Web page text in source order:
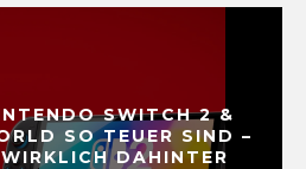
SWITCH 2 &
SO TEUER SIND –
DAHINTER